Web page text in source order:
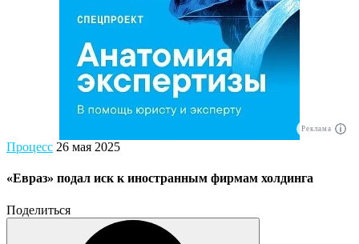
Реклама
Процесс 26 мая 2025
«Евраз» подал иск к иностранным фирмам холдинга
Поделиться